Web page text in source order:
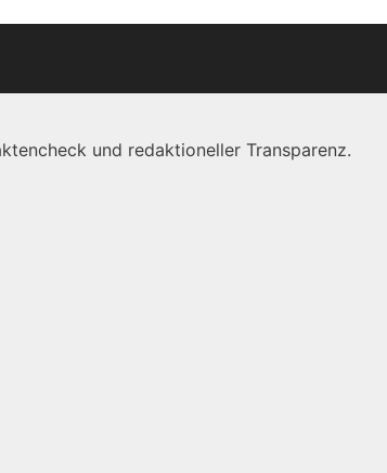
und redaktioneller Transparenz.